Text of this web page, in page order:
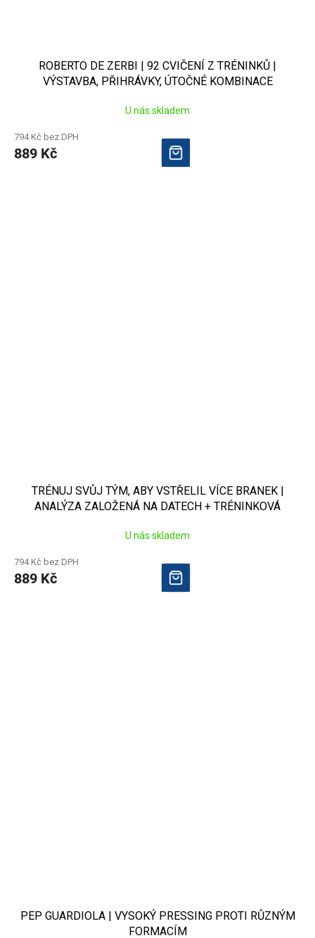
ROBERTO DE ZERBI | 92 CVIČENÍ Z TRÉNINKŮ |
VÝSTAVBA, PŘIHRÁVKY, ÚTOČNÉ KOMBINACE
U nás skladem
794 Kč bez DPH
889 Kč
TRÉNUJ SVŮJ TÝM, ABY VSTŘELIL VÍCE BRANEK |
ANALÝZA ZALOŽENÁ NA DATECH + TRÉNINKOVÁ
U nás skladem
794 Kč bez DPH
889 Kč
PEP GUARDIOLA | VYSOKÝ PRESSING PROTI RŮZNÝM
FORMACÍM